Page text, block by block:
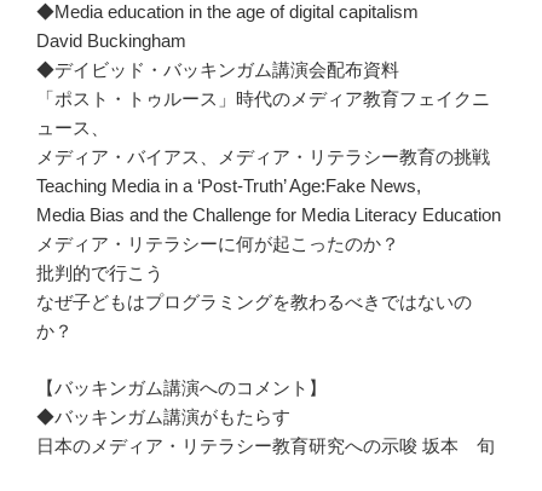
◆Media education in the age of digital capitalism
David Buckingham
◆デイビッド・バッキンガム講演会配布資料
「ポスト・トゥルース」時代のメディア教育フェイクニ
ュース、
メディア・バイアス、メディア・リテラシー教育の挑戦
Teaching Media in a ‘Post-Truth’ Age:Fake News,
Media Bias and the Challenge for Media Literacy Education
メディア・リテラシーに何が起こったのか？
批判的で行こう
なぜ子どもはプログラミングを教わるべきではないの
か？
【バッキンガム講演へのコメント】
◆バッキンガム講演がもたらす
日本のメディア・リテラシー教育研究への示唆 坂本 旬